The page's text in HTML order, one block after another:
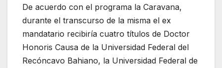
De acuerdo con el programa la Caravana,
durante el transcurso de la misma el ex
mandatario recibiría cuatro títulos de Doctor
Honoris Causa de la Universidad Federal del
Recóncavo Bahiano, la Universidad Federal de